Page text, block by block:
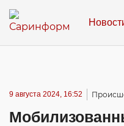
9 августа 2024, 16:52